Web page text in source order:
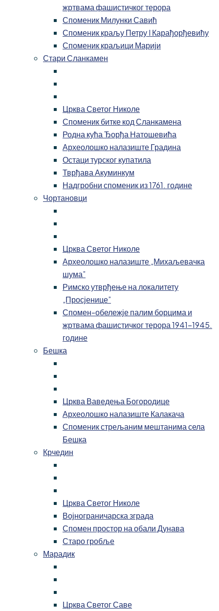
жртвама фашистичког терора
Споменик Милунки Савић
Споменик краљу Петру I Карађорђевићу
Споменик краљици Марији
Стари Сланкамен
Црква Светог Николе
Споменик битке код Сланкамена
Родна кућа Ђорђа Натошевића
Археолошко налазиште Градина
Остаци турског купатила
Тврђава Акуминкум
Надгробни споменик из 1761. године
Чортановци
Црква Светог Николе
Археолошко налазиште „Михаљевачка
шума”
Римско утврђење на локалитету
„Просјенице”
Спомен-обележје палим борцима и
жртвама фашистичког терора 1941-1945.
године
Бешка
Црква Ваведења Богородице
Археолошко налазиште Калакача
Споменик стрељаним мештанима села
Бешка
Крчедин
Црква Светог Николе
Војнограничарска зграда
Спомен простор на обали Дунава
Старо гробље
Марадик
Црква Светог Саве